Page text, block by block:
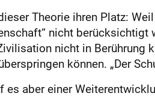
Theorie ihren Platz:
nicht
nicht in Berührung
können. „Der
es aber einer